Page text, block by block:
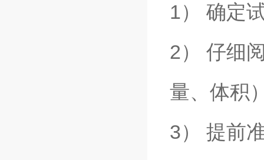
1） 确定
2） 仔细
量、体积
3） 提前